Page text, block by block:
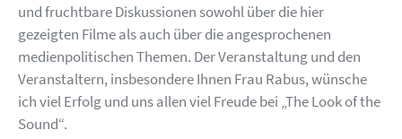
und fruchtbare Diskussionen sowohl über die hier
gezeigten Filme als auch über die angesprochenen
medienpolitischen Themen. Der Veranstaltung und den
Veranstaltern, insbesondere Ihnen Frau Rabus, wünsche
ich viel Erfolg und uns allen viel Freude bei „The Look of the
Sound“.